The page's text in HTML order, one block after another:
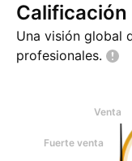
Calificación
Una visión global
profesionales.
Venta
Fuerte venta